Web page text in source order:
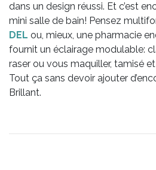
dans un design réussi. Et c’est
mini salle de bain! Pensez
DEL ou, mieux, une pharmacie
fournit un éclairage modulable:
raser ou vous maquiller, tamisé
Tout ça sans devoir ajouter
Brillant.